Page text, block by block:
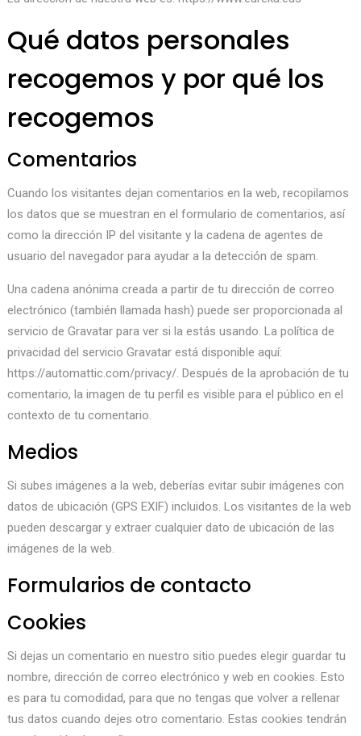
Qué datos personales
recogemos y por qué los
recogemos
Comentarios
Cuando los visitantes dejan comentarios en la web, recopilamos
los datos que se muestran en el formulario de comentarios, así
como la dirección IP del visitante y la cadena de agentes de
usuario del navegador para ayudar a la detección de spam.
Una cadena anónima creada a partir de tu dirección de correo
electrónico (también llamada hash) puede ser proporcionada al
servicio de Gravatar para ver si la estás usando. La política de
privacidad del servicio Gravatar está disponible aquí:
https://automattic.com/privacy/. Después de la aprobación de tu
comentario, la imagen de tu perfil es visible para el público en el
contexto de tu comentario.
Medios
Si subes imágenes a la web, deberías evitar subir imágenes con
datos de ubicación (GPS EXIF) incluidos. Los visitantes de la web
pueden descargar y extraer cualquier dato de ubicación de las
imágenes de la web.
Formularios de contacto
Cookies
Si dejas un comentario en nuestro sitio puedes elegir guardar tu
nombre, dirección de correo electrónico y web en cookies. Esto
es para tu comodidad, para que no tengas que volver a rellenar
tus datos cuando dejes otro comentario. Estas cookies tendrán